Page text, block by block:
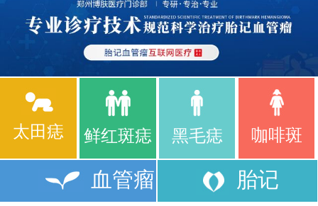
太田痣 鲜红斑痣 黑毛痣 咖啡斑
血管瘤 胎记